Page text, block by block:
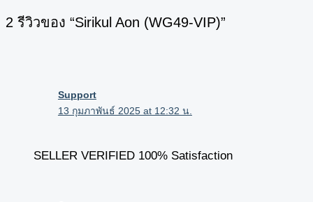
2 รีวิวของ “Sirikul Aon (WG49-VIP)”
Support
13 กุมภาพันธ์ 2025 at 12:32 น.
SELLER VERIFIED 100% Satisfaction